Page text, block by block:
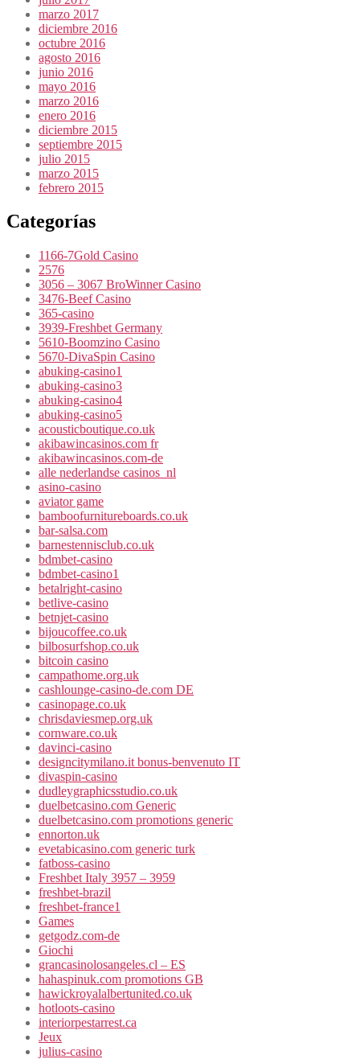
marzo 2017
diciembre 2016
octubre 2016
agosto 2016
junio 2016
mayo 2016
marzo 2016
enero 2016
diciembre 2015
septiembre 2015
julio 2015
marzo 2015
febrero 2015
Categorías
1166-7Gold Casino
2576
3056 – 3067 BroWinner Casino
3476-Beef Casino
365-casino
3939-Freshbet Germany
5610-Boomzino Casino
5670-DivaSpin Casino
abuking-casino1
abuking-casino3
abuking-casino4
abuking-casino5
acousticboutique.co.uk
akibawincasinos.com fr
akibawincasinos.com-de
alle nederlandse casinos_nl
asino-casino
aviator game
bamboofurnitureboards.co.uk
bar-salsa.com
barnestennisclub.co.uk
bdmbet-casino
bdmbet-casino1
betalright-casino
betlive-casino
betnjet-casino
bijoucoffee.co.uk
bilbosurfshop.co.uk
bitcoin casino
campathome.org.uk
cashlounge-casino-de.com DE
casinopage.co.uk
chrisdaviesmep.org.uk
cornware.co.uk
davinci-casino
designcitymilano.it bonus-benvenuto IT
divaspin-casino
dudleygraphicsstudio.co.uk
duelbetcasino.com Generic
duelbetcasino.com promotions generic
ennorton.uk
evetabicasino.com generic turk
fatboss-casino
Freshbet Italy 3957 – 3959
freshbet-brazil
freshbet-france1
Games
getgodz.com-de
Giochi
grancasinolosangeles.cl – ES
hahaspinuk.com promotions GB
hawickroyalalbertunited.co.uk
hotloots-casino
interiorpestarrest.ca
Jeux
julius-casino